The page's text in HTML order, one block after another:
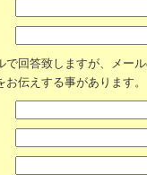
回答致しますが、メー
伝えする事があります。